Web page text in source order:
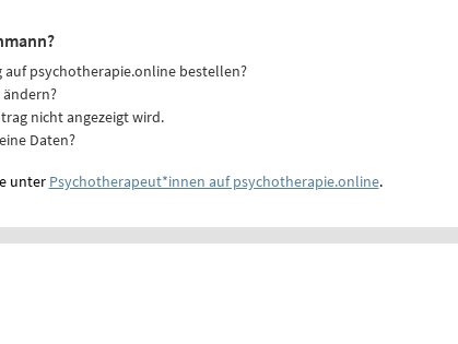
auf psychotherapie.online bestellen?
nicht angezeigt wird.
Daten?
unter Psychotherapeut*innen auf psychotherapie.online.